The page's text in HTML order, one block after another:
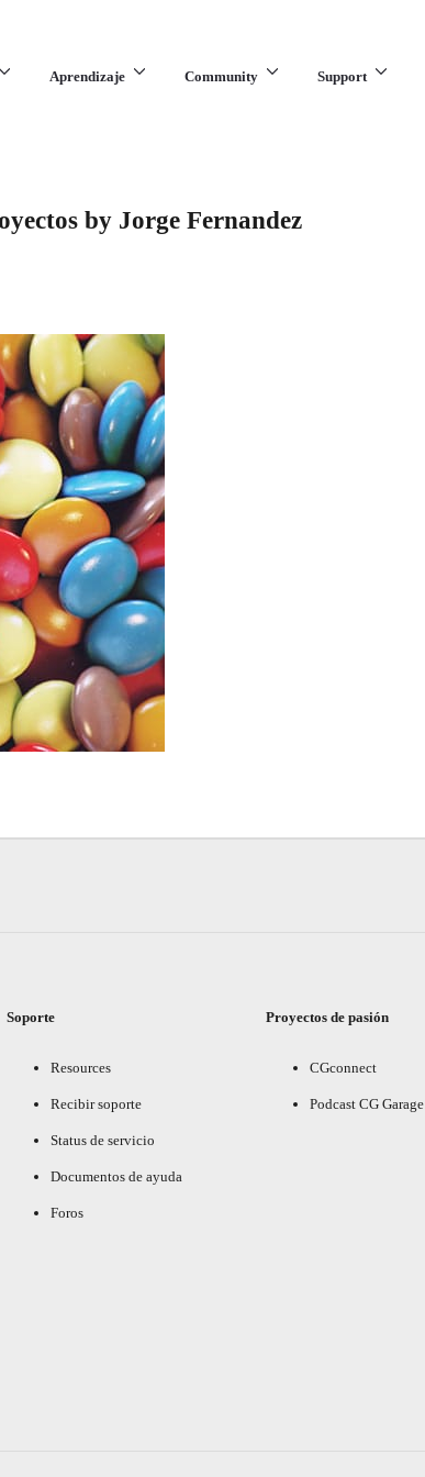
Aprendizaje Community Support
by Jorge Fernandez
Soporte
Resources
Recibir soporte
Status de servicio
Documentos de ayuda
Foros
Proyectos de pasión
CGconnect
Podcast CG Garage